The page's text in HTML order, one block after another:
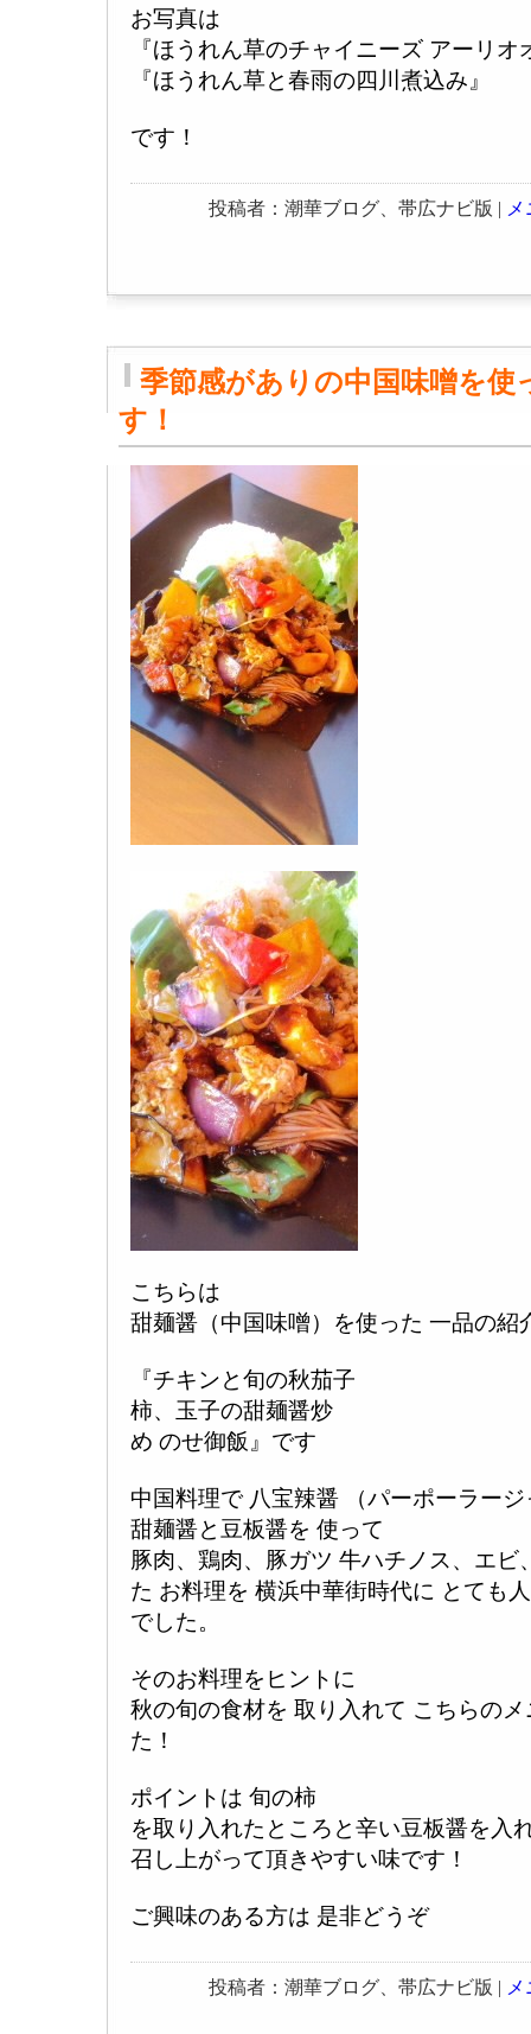
お写真は
『ほうれん草のチャイニーズ アーリオ
『ほうれん草と春雨の四川煮込み』
です！
投稿者：潮華ブログ、帯広ナビ版 |
季節感がありの中国味噌を使
す！
こちらは
甜麺醤（中国味噌）を使った 一品の紹
『チキンと旬の秋茄子
柿、玉子の甜麺醤炒
め のせ御飯』です
中国料理で 八宝辣醤 （パーポーラー
甜麺醤と豆板醤を 使って
豚肉、鶏肉、豚ガツ 牛ハチノス、エビ
た お料理を 横浜中華街時代に とても
でした。
そのお料理をヒントに
秋の旬の食材を 取り入れて こちらの
た！
ポイントは 旬の柿
を取り入れたところと辛い豆板醤を入
召し上がって頂きやすい味です！
ご興味のある方は 是非どうぞ
投稿者：潮華ブログ、帯広ナビ版 |